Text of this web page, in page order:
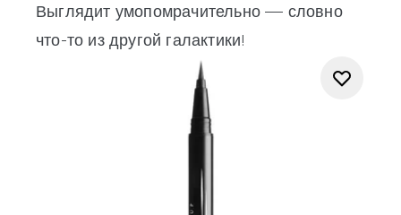
Выглядит умопомрачительно — словно
что-то из другой галактики!